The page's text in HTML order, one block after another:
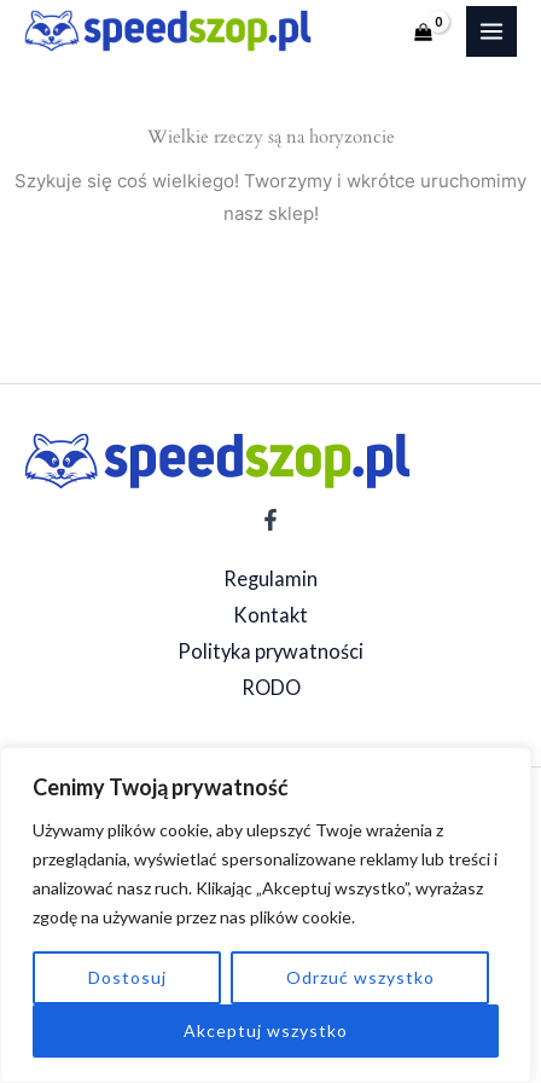
Cenimy Twoją prywatność
Używamy plików cookie, aby ulepszyć Twoje wrażenia z
przeglądania, wyświetlać spersonalizowane reklamy lub treści i
analizować nasz ruch. Klikając „Akceptuj wszystko”, wyrażasz
zgodę na używanie przez nas plików cookie.
Dostosuj Odrzuć wszystko
Akceptuj wszystko
Przejdź
Wielkie rzeczy są na horyzoncie
Szykuje się coś wielkiego! Tworzymy i wkrótce uruchomimy
nasz sklep!
Regulamin
Kontakt
Polityka prywatności
RODO
3
(Sedan)